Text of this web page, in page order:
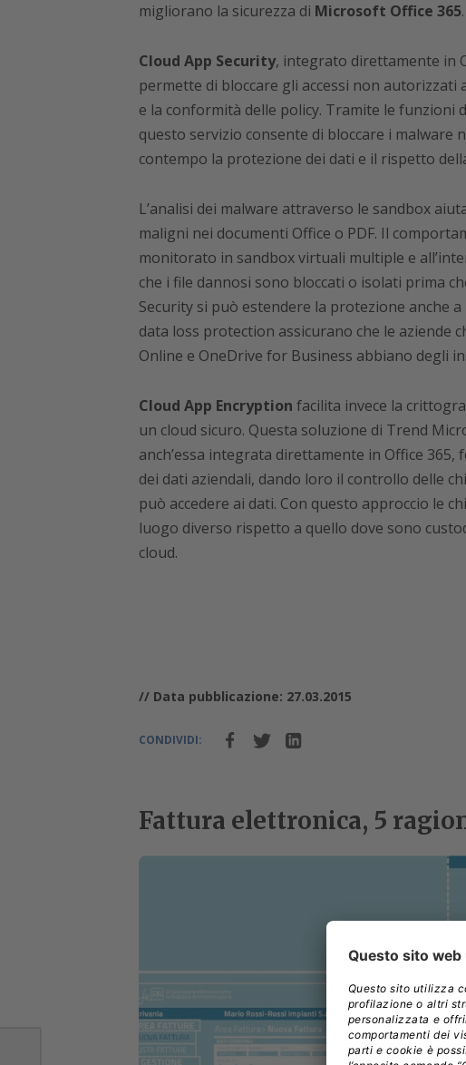
migliorano la sicurezza di Microsoft Office 365.
Cloud App Security, integrato direttamente in
permette di bloccare gli accessi non
e la conformità delle policy. Tramite le funzioni
questo servizio consente di bloccare i malware
contempo la protezione dei dati e il rispetto
L’analisi dei malware attraverso le sandbox
maligni nei documenti Office o PDF. Il
monitorato in sandbox virtuali multiple e
che i file dannosi sono bloccati o isolati prima
Security si può estendere la protezione anche a
data loss protection assicurano che le aziende
Online e OneDrive for Business abbiano degli
Cloud App Encryption facilita invece la
un cloud sicuro. Questa soluzione di Trend
anch’essa integrata direttamente in Office
dei dati aziendali, dando loro il controllo delle
può accedere ai dati. Con questo approccio le
luogo diverso rispetto a quello dove sono
cloud.
// Data pubblicazione: 27.03.2015
CONDIVIDI:
Fattura elettronica, 5